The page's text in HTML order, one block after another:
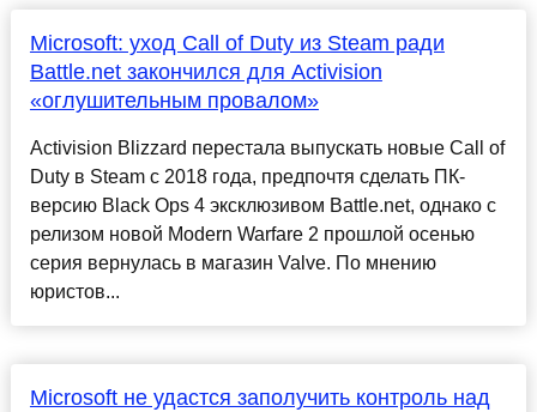
Microsoft: уход Call of Duty из Steam ради
Battle.net закончился для Activision
«оглушительным провалом»
Activision Blizzard перестала выпускать новые Call of
Duty в Steam с 2018 года, предпочтя сделать ПК-
версию Black Ops 4 эксклюзивом Battle.net, однако с
релизом новой Modern Warfare 2 прошлой осенью
серия вернулась в магазин Valve. По мнению
юристов...
Microsoft не удастся заполучить контроль над